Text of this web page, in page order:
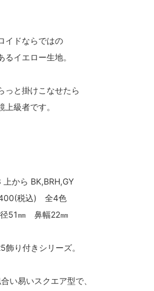
イドならではの
るイエロー生地。
っと掛けこなせたら
上級者です。
上から BK,BRH,GY
税込) 全4色
径51㎜ 鼻幅22㎜
飾り付きシリーズ。
い易いスクエア型で、